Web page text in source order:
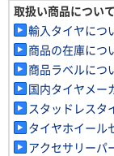
取扱い商品について
輸入タイヤにつ
商品の在庫につ
商品ラベルにつ
国内タイヤメー
スタッドレスタ
タイヤホイール
アクセサリーパ